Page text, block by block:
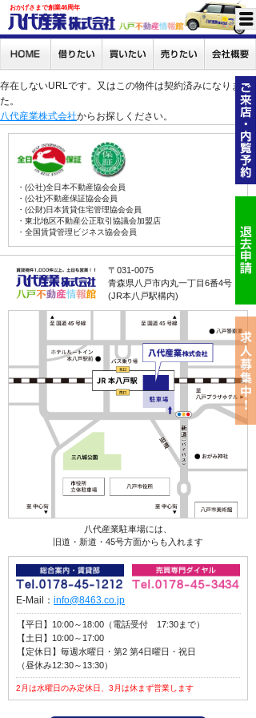
おかげさまで創業46周年
存在しないURLです。又はこの物件は契約済みになりまし
た。
八代産業株式会社からお探しください。
・(公社)全日本不動産協会会員
・(公社)不動産保証協会会員
・(公財)日本賃貸住宅管理協会会員
・東北地区不動産公正取引協議会加盟店
・全国賃貸管理ビジネス協会会員
〒031-0075
青森県八戸市内丸一丁目6番4号
(JR本八戸駅構内)
八代産業駐車場には、
旧道・新道・45号方面からも入れます
E-Mail： info@8463.co.jp
【平日】10:00～18:00（電話受付 17:30まで）
【土日】10:00～17:00
【定休日】毎週水曜日・第2 第4日曜日・祝日
（昼休み12:30～13:30）
2月は水曜日のみ定休日、3月は休まず営業します